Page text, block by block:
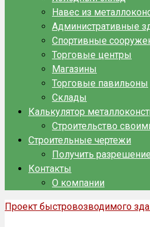
Навес из
Административные
Спортивные
Торговые центры
Магазины
Торговые павильоны
Склады
Калькулятор
Строительство
Строительные чертежи
Получить
Контакты
О компании
Проект быстровозводимого